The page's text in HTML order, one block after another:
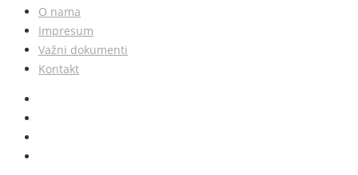
O nama
Impresum
Važni dokumenti
Kontakt